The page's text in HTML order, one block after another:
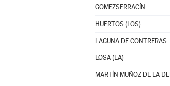
GOMEZSERRACÍN
HUERTOS (LOS)
LAGUNA DE CONTRERAS
LOSA (LA)